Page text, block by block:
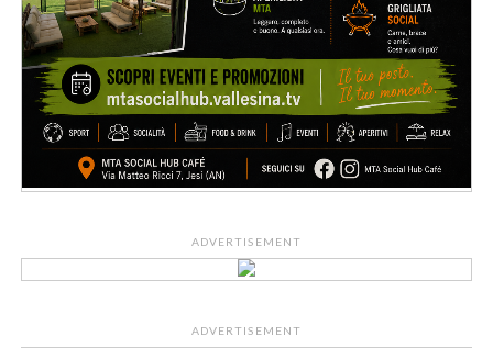
ADVERTISEMENT
ADVERTISEMENT